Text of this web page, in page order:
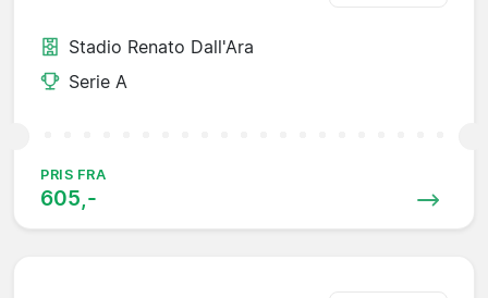
Stadio Renato Dall'Ara
Serie A
PRIS FRA
605,-